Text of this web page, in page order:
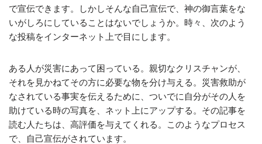
で宣伝できます。しかしそんな自己宣伝で、神の御言葉をな
いがしろにしていることはないでしょうか。時々、次のよう
な投稿をインターネット上で目にします。
ある人が災害にあって困っている。親切なクリスチャンが、
それを見かねてその方に必要な物を分け与える。災害救助が
なされている事実を伝えるために、ついでに自分がその人を
助けている時の写真を、ネット上にアップする。その記事を
読む人たちは、高評価を与えてくれる。このようなプロセス
で、自己宣伝がされています。